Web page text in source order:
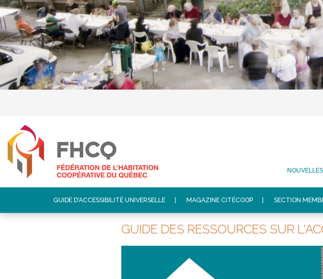
NOUVELLES
GUIDE D'ACCESSIBILITÉ UNIVERSELLE MAGAZINE CITÉCOOP SECTION
GUIDE DES RESSOURCES SUR